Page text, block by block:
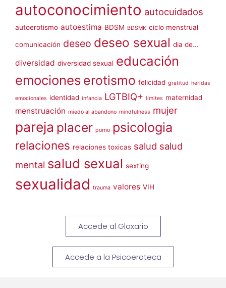
autoconocimiento autocuidados
autoerotismo autoestima BDSM BDSMK ciclo menstrual
comunicación deseo deseo sexual dia de...
diversidad diversidad sexual educación
emociones erotismo felicidad gratitud heridas
emocionales identidad infancia LGTBIQ+ límites maternidad
menstruación miedo al abandono mindfulness mujer
pareja placer porno psicologia
relaciones relaciones toxicas salud salud
mental salud sexual sexting
sexualidad trauma valores VIH
Accede al Gloxario
Accede a la Psicoeroteca